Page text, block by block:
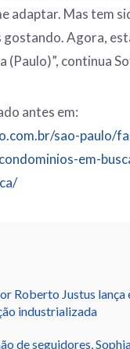
adaptar. Mas tem
Agora,
(Paulo)”, continua
antes em:
sao-paulo/
em-
Roberto Justus lança
industrializada
de seguidores,